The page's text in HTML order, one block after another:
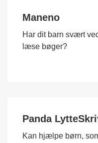
Maneno
Har dit barn svært
læse bøger?
Panda
Kan hjælpe børn,